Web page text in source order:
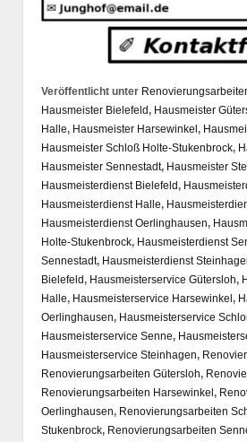
Veröffentlicht unter
Hausmeister Bielefeld, Hausmeister
Halle, Hausmeister Harsewinkel ,
Hausmeister Schloß Holte-Stukenbrock,
Hausmeister Sennestadt, Hausmeister
Hausmeisterdienst Bielefeld,
Hausmeisterdienst Halle,
Hausmeisterdienst Oerlinghausen,
Holte-Stukenbrock, Hausmeisterdienst
Sennestadt, Hausmeisterdienst
Bielefeld, Hausmeisterservice Gütersloh,
Halle, Hausmeisterservice Harsewinkel ,
Oerlinghausen, Hausmeisterservice
Hausmeisterservice Senne,
Hausmeisterservice Steinhagen,
Renovierungsarbeiten Gütersloh,
Renovierungsarbeiten Harsewinkel ,
Oerlinghausen, Renovierungsarbeiten
Stukenbrock, Renovierungsarbeiten